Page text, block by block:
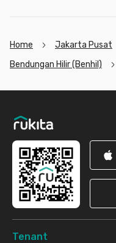
Home Jakarta Pusat
Bendungan Hilir (Benhil)
Tenant